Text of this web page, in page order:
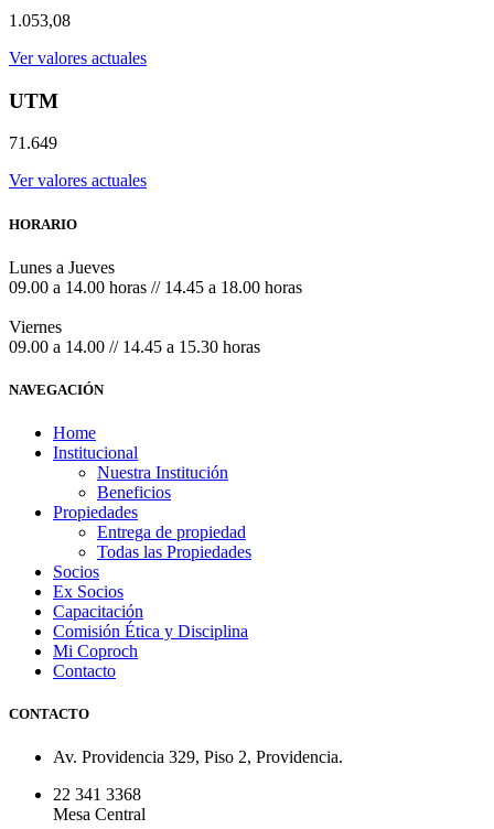
1.053,08
Ver valores actuales
UTM
71.649
Ver valores actuales
HORARIO
Lunes a Jueves
09.00 a 14.00 horas // 14.45 a 18.00 horas
Viernes
09.00 a 14.00 // 14.45 a 15.30 horas
NAVEGACIÓN
Home
Institucional
Nuestra Institución
Beneficios
Propiedades
Entrega de propiedad
Todas las Propiedades
Socios
Ex Socios
Capacitación
Comisión Ética y Disciplina
Mi Coproch
Contacto
CONTACTO
Av. Providencia 329, Piso 2, Providencia.
22 341 3368
Mesa Central